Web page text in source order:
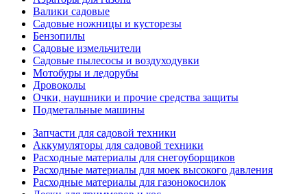
Валики садовые
Садовые ножницы и кусторезы
Бензопилы
Садовые измельчители
Садовые пылесосы и воздуходувки
Мотобуры и ледорубы
Дровоколы
Очки, наушники и прочие средства защиты
Подметальные машины
Запчасти для садовой техники
Аккумуляторы для садовой техники
Расходные материалы для снегоуборщиков
Расходные материалы для моек высокого давления
Расходные материалы для газонокосилок